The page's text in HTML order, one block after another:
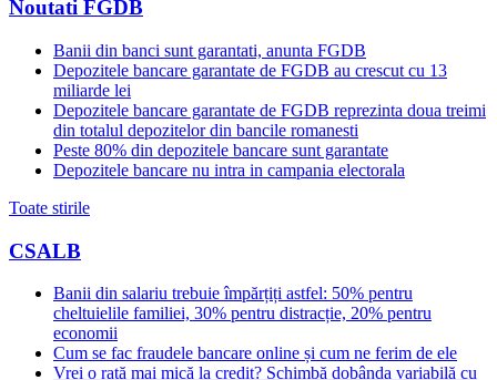
Noutati FGDB
Banii din banci sunt garantati, anunta FGDB
Depozitele bancare garantate de FGDB au crescut cu 13
miliarde lei
Depozitele bancare garantate de FGDB reprezinta doua treimi
din totalul depozitelor din bancile romanesti
Peste 80% din depozitele bancare sunt garantate
Depozitele bancare nu intra in campania electorala
Toate stirile
CSALB
Banii din salariu trebuie împărțiți astfel: 50% pentru
cheltuielile familiei, 30% pentru distracție, 20% pentru
economii
Cum se fac fraudele bancare online și cum ne ferim de ele
Vrei o rată mai mică la credit? Schimbă dobânda variabilă cu